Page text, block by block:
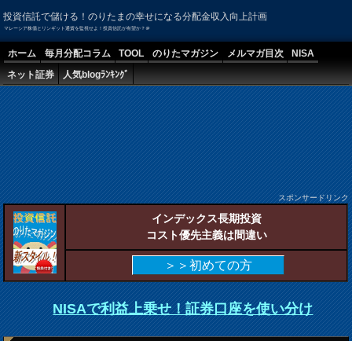
投資信託で儲ける！のりたまの幸せになる分配金収入向上計画
マレーシア株価とリンギット通貨を監視せよ！投資信託が有望か？＠
ホーム 毎月分配コラム TOOL のりたマガジン メルマガ目次
NISA
ネット証券
人気blogﾗﾝｷﾝｸﾞ
スポンサードリンク
インデックス長期投資
コスト優先主義は間違い
＞＞初めての方
NISAで利益上乗せ！証券口座を使い分け